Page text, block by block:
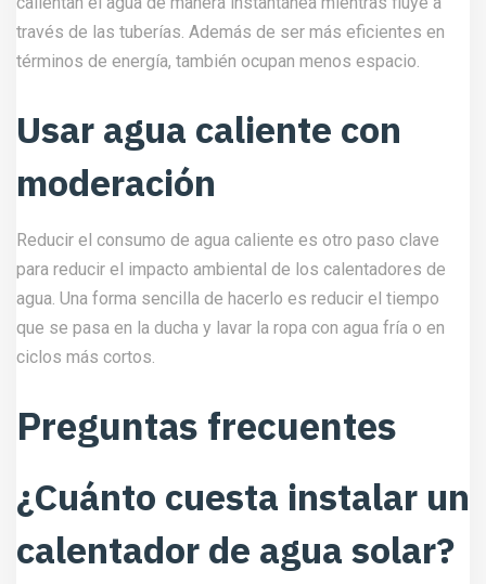
través de las tuberías. Además de ser más eficientes en
términos de energía, también ocupan menos espacio.
Usar agua caliente con
moderación
Reducir el consumo de agua caliente es otro paso clave
para reducir el impacto ambiental de los calentadores de
agua. Una forma sencilla de hacerlo es reducir el tiempo
que se pasa en la ducha y lavar la ropa con agua fría o en
ciclos más cortos.
Preguntas frecuentes
¿Cuánto cuesta instalar un
calentador de agua solar?